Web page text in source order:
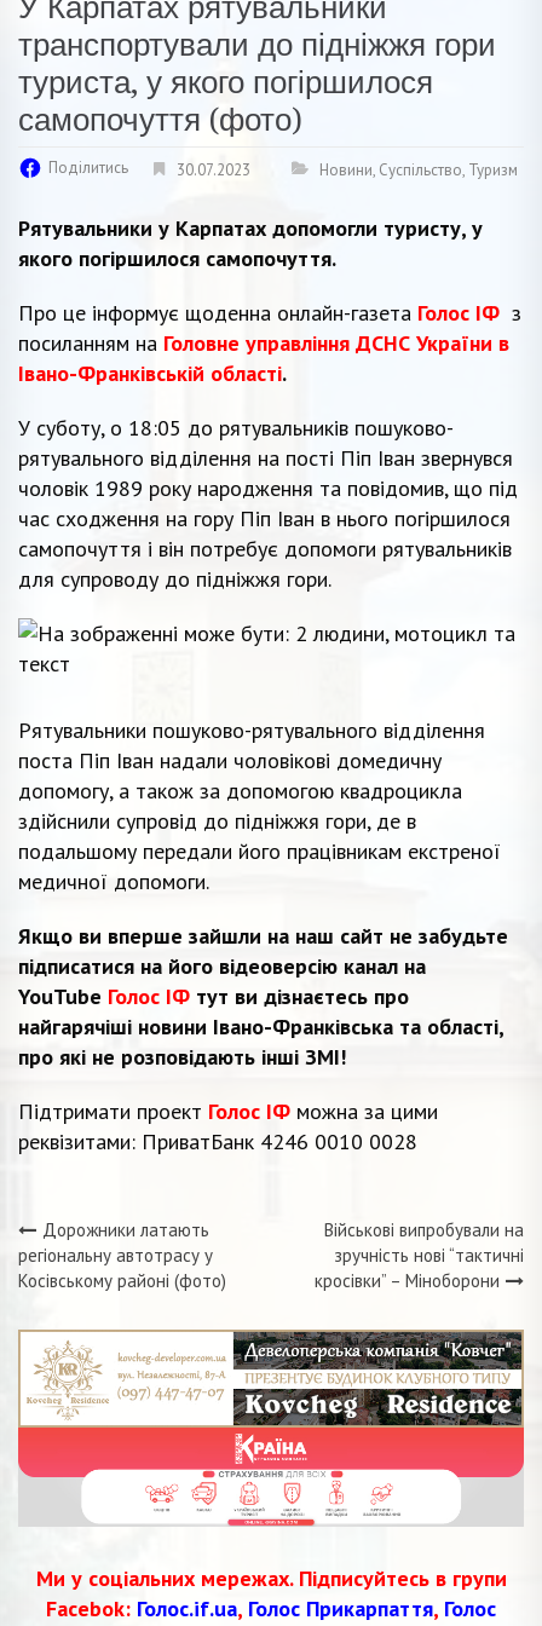
транспортували до підніжжя гори
туриста, у якого погіршилося
самопочуття (фото)
Поділитись 30.07.2023 Новини, Суспільство, Туризм
Рятувальники у Карпатах допомогли туристу, у
якого погіршилося самопочуття.
Про це інформує щоденна онлайн-газета Голос ІФ з
посиланням на Головне управління ДСНС України в
Івано-Франківській області.
У суботу, о 18:05 до рятувальників пошуково-
рятувального відділення на пості Піп Іван звернувся
чоловік 1989 року народження та повідомив, що під
час сходження на гору Піп Іван в нього погіршилося
самопочуття і він потребує допомоги рятувальників
для супроводу до підніжжя гори.
Рятувальники пошуково-рятувального відділення
поста Піп Іван надали чоловікові домедичну
допомогу, а також за допомогою квадроцикла
здійснили супровід до підніжжя гори, де в
подальшому передали його працівникам екстреної
медичної допомоги.
Якщо ви вперше зайшли на наш сайт не забудьте
підписатися на його відеоверсію канал на
YouTube Голос ІФ тут ви дізнаєтесь про
найгарячіші новини Івано-Франківська та області,
про які не розповідають інші ЗМІ!
Підтримати проект Голос ІФ можна за цими
реквізитами: ПриватБанк 4246 0010 0028
Навігація
записів
Дорожники латають
регіональну автотрасу у
Косівському районі (фото)
Військові випробували на
зручність нові “тактичні
кросівки” – Міноборони
Ми у соціальних мережах. Підписуйтесь в групи
Facebok: Голос.if.ua, Голос Прикарпаття, Голос